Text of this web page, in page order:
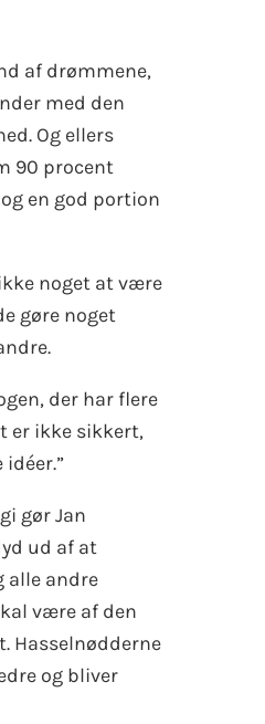
af drømmene,
med den
Og ellers
90 procent
en god portion
noget at være
gøre noget
der har flere
er ikke sikkert,
idéer.”
gør Jan
ud af at
alle andre
være af den
Hasselnødderne
og bliver